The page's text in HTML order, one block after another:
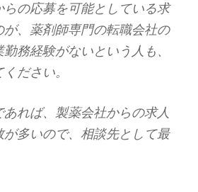
らの応募を可能としている求
が、薬剤師専門の転職会社の
務経験がないという人も、
ださい。
れば、製薬会社からの求人
が多いので、相談先として最